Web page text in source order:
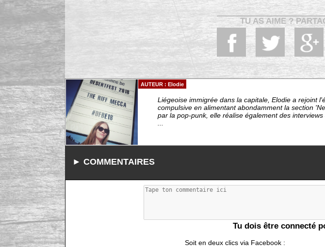
TU AS AIME ?
AUTEUR : Elodie
Liégeoise immigrée dans la capitale, Elodie a rejoint
compulsive en alimentant abondamment la section
par la pop-punk, elle réalise également des
...
► COMMENTAIRES
Tu dois être connecté
Soit en deux clics via Facebook :